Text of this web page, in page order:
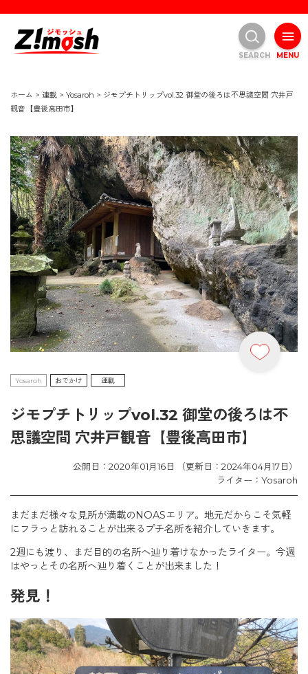
ホーム > 連載 > Yosaroh > ジモプチトリップvol.32 御堂の後ろは不思議空間 穴井戸
観音【豊後高田市】
Yosaroh おでかけ 連載
ジモプチトリップvol.32 御堂の後ろは不
思議空間 穴井戸観音【豊後高田市】
公開日：2020年01月16日 （更新日：2024年04月17日）
ライター：Yosaroh
まだまだ様々な見所が満載のNOASエリア。地元だからこそ気軽
にフラっと訪れることが出来るプチ名所を紹介していきます。
2週にも渡り、まだ目的の名所へ辿り着けなかったライター。今週
はやっとその名所へ辿り着くことが出来ました！
発見！
MENU
SEARCH